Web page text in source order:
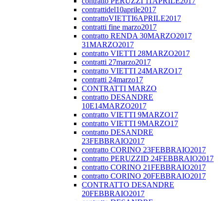
contrattidel10aprile2017
contrattoVIETTI6APRILE2017
contratti fine marzo2017
contratto RENDA 30MARZO2017
31MARZO2017
contratto VIETTI 28MARZO2017
contratti 27marzo2017
contratto VIETTI 24MARZO17
contratti 24marzo17
CONTRATTI MARZO
contratto DESANDRE
10E14MARZO2017
contratto VIETTI 9MARZO17
contratto VIETTI 9MARZO17
contratto DESANDRE
23FEBBRAIO2017
contratto CORINO 23FEBBRAIO2017
contratto PERUZZID 24FEBBRAIO2017
contratto CORINO 21FEBBRAIO2017
contratto CORINO 20FEBBRAIO2017
CONTRATTO DESANDRE
20FEBBRAIO2017